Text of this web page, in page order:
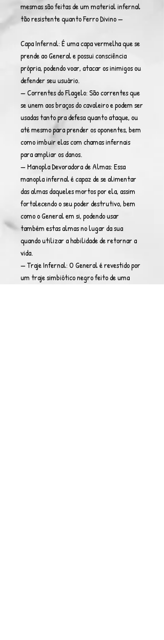
mesmas são feitas de um material infernal
tão resistente quanto Ferro Divino —
Capa Infernal: É uma capa vermelha que se
prende ao General e possui consciência
própria, podendo voar, atacar os inimigos ou
defender seu usuário.
— Correntes do Flagelo: São correntes que
se unem aos braços do cavaleiro e podem ser
usadas tanto pra defesa quanto ataque, ou
até mesmo para prender os oponentes, bem
como imbuir elas com chamas infernais
para ampliar os danos.
— Manopla Devoradora de Almas: Essa
manopla infernal é capaz de se alimentar
das almas daqueles mortos por ela, assim
fortalecendo o seu poder destrutivo, bem
como o General em si, podendo usar
também estas almas no lugar da sua
quando utilizar a habilidade de retornar a
vida.
— Traje Infernal: O General é revestido por
um traje simbiótico negro feito de uma